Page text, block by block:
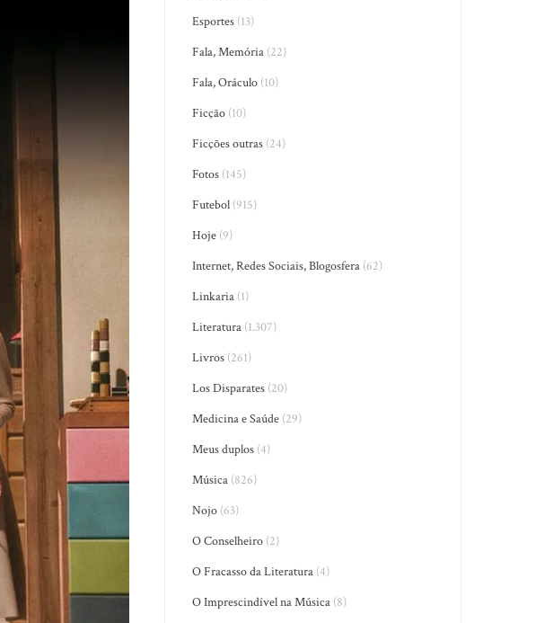
Esportes (13)
Fala, Memória (22)
Fala, Oráculo (10)
Ficção (10)
Ficções outras (24)
Fotos (145)
Futebol (915)
Hoje (9)
Internet, Redes Sociais, Blogosfera (62)
Linkaria (1)
Literatura (1.307)
Livros (261)
Los Disparates (20)
Medicina e Saúde (29)
Meus duplos (4)
Música (826)
Nojo (63)
O Conselheiro (2)
O Fracasso da Literatura (4)
O Imprescindível na Música (8)